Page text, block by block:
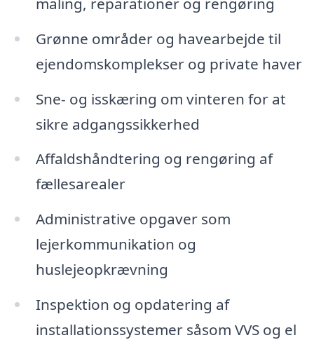
Grønne områder og havearbejde til
ejendomskomplekser og private haver
Sne- og isskæring om vinteren for at
sikre adgangssikkerhed
Affaldshåndtering og rengøring af
fællesarealer
Administrative opgaver som
lejerkommunikation og
huslejeopkrævning
Inspektion og opdatering af
installationssystemer såsom VVS og el